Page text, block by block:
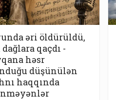
əri öldürüldü,
dağlara qaçdı -
həsr
düşünülən
haqqında